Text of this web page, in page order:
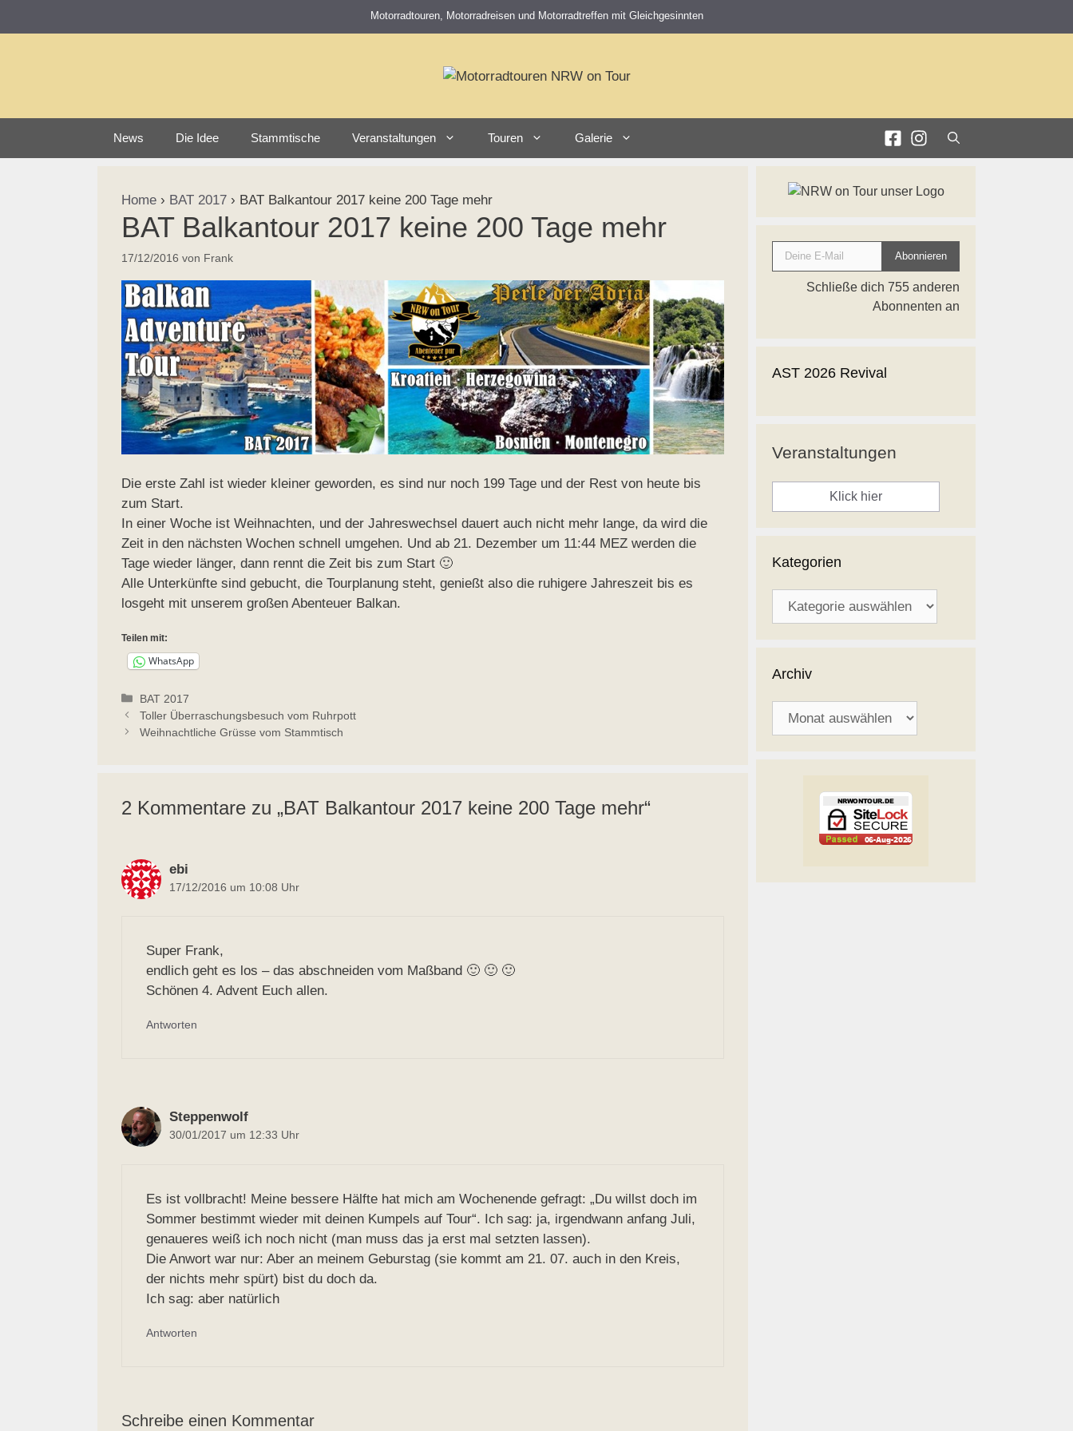
Motorradtouren, Motorradreisen und Motorradtreffen mit Gleichgesinnten
News Die Idee Stammtische Veranstaltungen Touren Galerie
Home › BAT 2017 › BAT Balkantour 2017 keine 200 Tage mehr
BAT Balkantour 2017 keine 200 Tage mehr
17/12/2016 von Frank
Die erste Zahl ist wieder kleiner geworden, es sind nur noch 199 Tage und der Rest von heute bis
zum Start.
In einer Woche ist Weihnachten, und der Jahreswechsel dauert auch nicht mehr lange, da wird die
Zeit in den nächsten Wochen schnell umgehen. Und ab 21. Dezember um 11:44 MEZ werden die
Tage wieder länger, dann rennt die Zeit bis zum Start 🙂
Alle Unterkünfte sind gebucht, die Tourplanung steht, genießt also die ruhigere Jahreszeit bis es
losgeht mit unserem großen Abenteuer Balkan.
Teilen mit:
WhatsApp
Kategorien
BAT 2017
Toller Überraschungsbesuch vom Ruhrpott
Weihnachtliche Grüsse vom Stammtisch
2 Kommentare zu „BAT Balkantour 2017 keine 200 Tage mehr“
ebi
17/12/2016 um 10:08 Uhr
Super Frank,
endlich geht es los – das abschneiden vom Maßband 🙂 🙂 🙂
Schönen 4. Advent Euch allen.
Antworten
Steppenwolf
30/01/2017 um 12:33 Uhr
Es ist vollbracht! Meine bessere Hälfte hat mich am Wochenende gefragt: „Du willst doch im
Sommer bestimmt wieder mit deinen Kumpels auf Tour“. Ich sag: ja, irgendwann anfang Juli,
genaueres weiß ich noch nicht (man muss das ja erst mal setzten lassen).
Die Anwort war nur: Aber an meinem Geburstag (sie kommt am 21. 07. auch in den Kreis,
der nichts mehr spürt) bist du doch da.
Ich sag: aber natürlich
Antworten
Schreibe einen Kommentar
Deine E-Mail
Abonnieren
Schließe dich 755 anderen
Abonnenten an
AST 2026 Revival
Veranstaltungen
Klick hier
Kategorien
Archiv